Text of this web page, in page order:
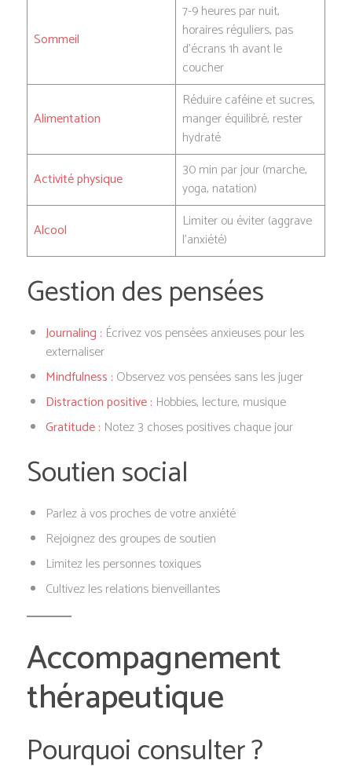
Sommeil
7-9 heures par nuit,
horaires réguliers, pas
d’écrans 1h avant le
coucher
Alimentation
Réduire caféine et sucres,
manger équilibré, rester
hydraté
Activité physique
30 min par jour (marche,
yoga, natation)
Alcool
Limiter ou éviter (aggrave
l’anxiété)
Gestion des pensées
Journaling : Écrivez vos pensées anxieuses pour les
externaliser
Mindfulness : Observez vos pensées sans les juger
Distraction positive : Hobbies, lecture, musique
Gratitude : Notez 3 choses positives chaque jour
Soutien social
Parlez à vos proches de votre anxiété
Rejoignez des groupes de soutien
Limitez les personnes toxiques
Cultivez les relations bienveillantes
Accompagnement
thérapeutique
Pourquoi consulter ?